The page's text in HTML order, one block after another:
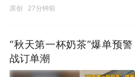
原创 27分钟前
“秋天第一杯奶茶”爆单预
战订单潮